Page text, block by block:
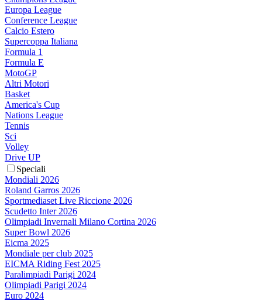
Europa League
Conference League
Calcio Estero
Supercoppa Italiana
Formula 1
Formula E
MotoGP
Altri Motori
Basket
America's Cup
Nations League
Tennis
Sci
Volley
Drive UP
Speciali
Mondiali 2026
Roland Garros 2026
Sportmediaset Live Riccione 2026
Scudetto Inter 2026
Olimpiadi Invernali Milano Cortina 2026
Super Bowl 2026
Eicma 2025
Mondiale per club 2025
EICMA Riding Fest 2025
Paralimpiadi Parigi 2024
Olimpiadi Parigi 2024
Euro 2024